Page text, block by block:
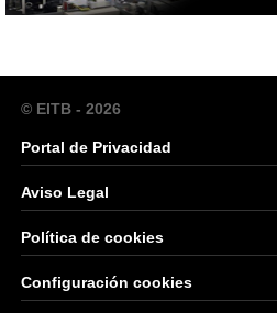
© EITB - 2026
Portal de Privacidad
Aviso Legal
Política de cookies
Configuración cookies